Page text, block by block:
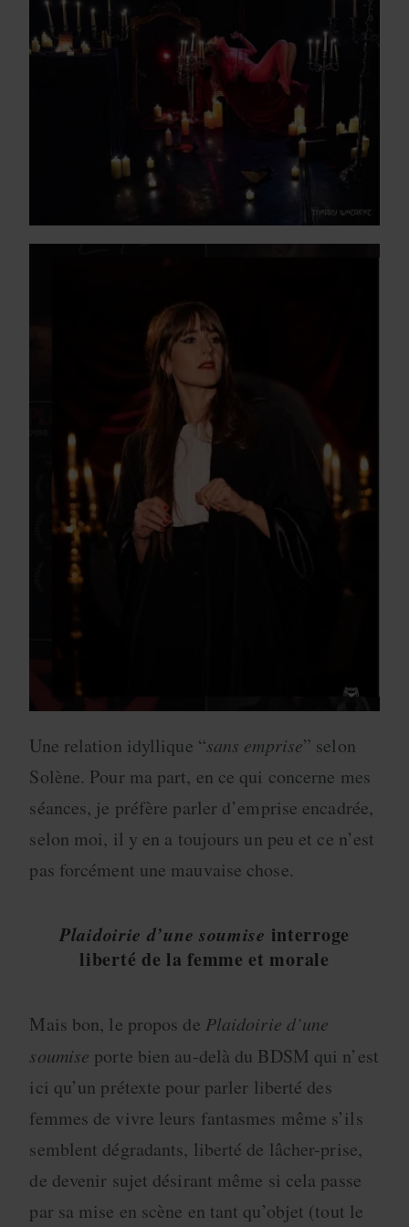
Une relation idyllique “sans emprise” selon
Solène. Pour ma part, en ce qui concerne mes
séances, je préfère parler d’emprise encadrée,
selon moi, il y en a toujours un peu et ce n’est
pas forcément une mauvaise chose.
Plaidoirie d’une soumise interroge
liberté de la femme et morale
Mais bon, le propos de Plaidoirie d’une
soumise porte bien au-delà du BDSM qui n’est
ici qu’un prétexte pour parler liberté des
femmes de vivre leurs fantasmes même s’ils
semblent dégradants, liberté de lâcher-prise,
de devenir sujet désirant même si cela passe
par sa mise en scène en tant qu’objet (tout le